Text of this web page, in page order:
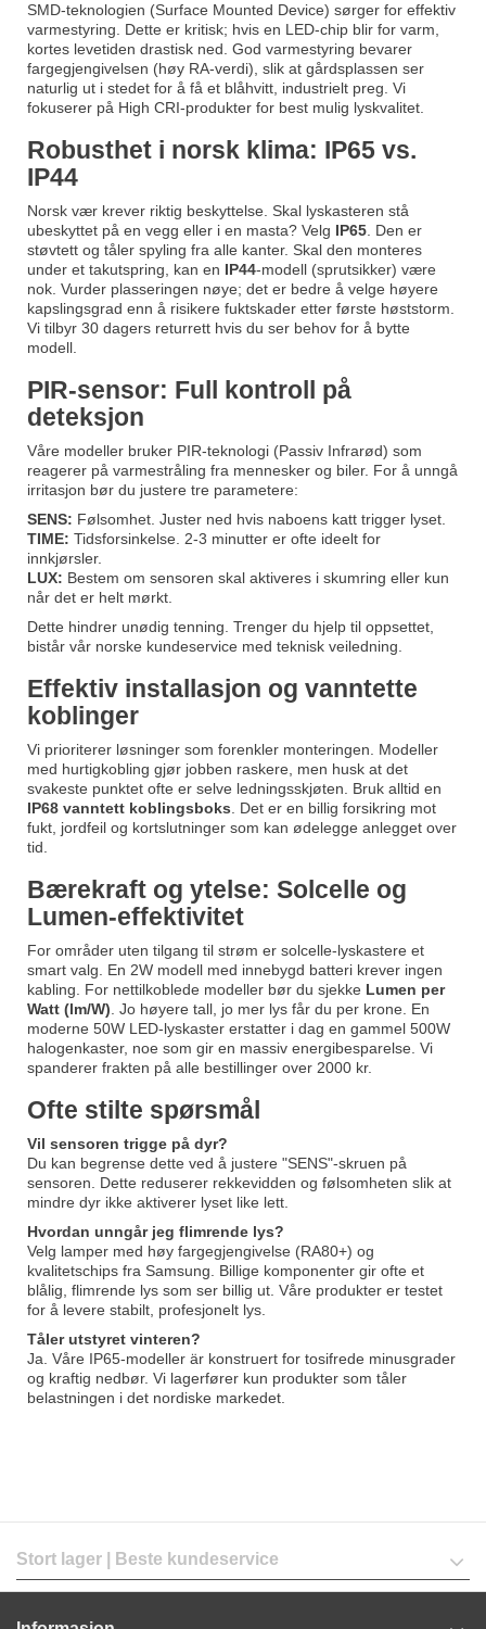
SMD-teknologien (Surface Mounted Device) sørger for effektiv
varmestyring. Dette er kritisk; hvis en LED-chip blir for varm,
kortes levetiden drastisk ned. God varmestyring bevarer
fargegjengivelsen (høy RA-verdi), slik at gårdsplassen ser
naturlig ut i stedet for å få et blåhvitt, industrielt preg. Vi
fokuserer på High CRI-produkter for best mulig lyskvalitet.
Robusthet i norsk klima: IP65 vs.
IP44
Norsk vær krever riktig beskyttelse. Skal lyskasteren stå
ubeskyttet på en vegg eller i en masta? Velg IP65 . Den er
støvtett og tåler spyling fra alle kanter. Skal den monteres
under et takutspring, kan en IP44-modell (sprutsikker) være
nok. Vurder plasseringen nøye; det er bedre å velge høyere
kapslingsgrad enn å risikere fuktskader etter første høststorm.
Vi tilbyr 30 dagers returrett hvis du ser behov for å bytte
modell.
PIR-sensor: Full kontroll på
deteksjon
Våre modeller bruker PIR-teknologi (Passiv Infrarød) som
reagerer på varmestråling fra mennesker og biler. For å unngå
irritasjon bør du justere tre parametere:
SENS: Følsomhet. Juster ned hvis naboens katt trigger lyset.
TIME: Tidsforsinkelse. 2-3 minutter er ofte ideelt for
innkjørsler.
LUX: Bestem om sensoren skal aktiveres i skumring eller kun
når det er helt mørkt.
Dette hindrer unødig tenning. Trenger du hjelp til oppsettet,
bistår vår norske kundeservice med teknisk veiledning.
Effektiv installasjon og vanntette
koblinger
Vi prioriterer løsninger som forenkler monteringen. Modeller
med hurtigkobling gjør jobben raskere, men husk at det
svakeste punktet ofte er selve ledningsskjøten. Bruk alltid en
IP68 vanntett koblingsboks . Det er en billig forsikring mot
fukt, jordfeil og kortslutninger som kan ødelegge anlegget over
tid.
Bærekraft og ytelse: Solcelle og
Lumen-effektivitet
For områder uten tilgang til strøm er solcelle-lyskastere et
smart valg. En 2W modell med innebygd batteri krever ingen
kabling. For nettilkoblede modeller bør du sjekke Lumen per
Watt (lm/W) . Jo høyere tall, jo mer lys får du per krone. En
moderne 50W LED-lyskaster erstatter i dag en gammel 500W
halogenkaster, noe som gir en massiv energibesparelse. Vi
spanderer frakten på alle bestillinger over 2000 kr.
Ofte stilte spørsmål
Vil sensoren trigge på dyr?
Du kan begrense dette ved å justere "SENS"-skruen på
sensoren. Dette reduserer rekkevidden og følsomheten slik at
mindre dyr ikke aktiverer lyset like lett.
Hvordan unngår jeg flimrende lys?
Velg lamper med høy fargegjengivelse (RA80+) og
kvalitetschips fra Samsung. Billige komponenter gir ofte et
blålig, flimrende lys som ser billig ut. Våre produkter er testet
for å levere stabilt, profesjonelt lys.
Tåler utstyret vinteren?
Ja. Våre IP65-modeller är konstruert for tosifrede minusgrader
og kraftig nedbør. Vi lagerfører kun produkter som tåler
belastningen i det nordiske markedet.
Stort lager | Beste kundeservice